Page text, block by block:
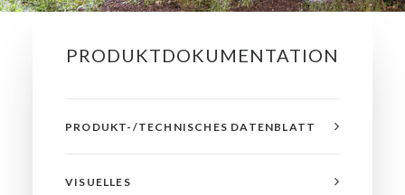
PRODUKTDOKUMENTATION
PRODUKT-/TECHNISCHES DATENBLATT
VISUELLES